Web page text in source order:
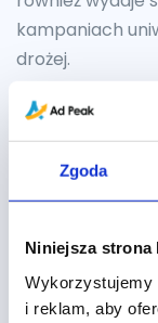
Zgoda
Niniejsza
Wykorzystujemy
i reklam, aby
kampaniach
drożej.
Jakie
Wciąż nie
Universal App
że Google